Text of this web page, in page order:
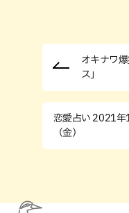
オキナワ
ス」
恋愛占い 2021年
（金）